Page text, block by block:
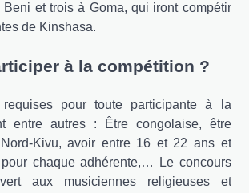
Beni et trois à Goma, qui iront compétir
de Kinshasa.
à la compétition ?
requises pour toute participante à la
entre autres : Être congolaise, être
Kivu, avoir entre 16 et 22 ans et
chaque adhérente,… Le concours
aux musiciennes religieuses et